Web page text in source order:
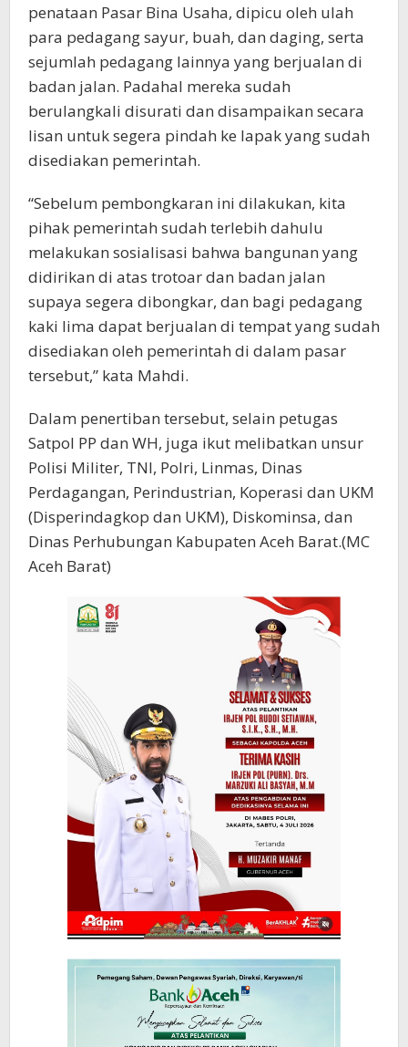
penataan Pasar Bina Usaha, dipicu oleh ulah
para pedagang sayur, buah, dan daging, serta
sejumlah pedagang lainnya yang berjualan di
badan jalan. Padahal mereka sudah
berulangkali disurati dan disampaikan secara
lisan untuk segera pindah ke lapak yang sudah
disediakan pemerintah.
“Sebelum pembongkaran ini dilakukan, kita
pihak pemerintah sudah terlebih dahulu
melakukan sosialisasi bahwa bangunan yang
didirikan di atas trotoar dan badan jalan
supaya segera dibongkar, dan bagi pedagang
kaki lima dapat berjualan di tempat yang sudah
disediakan oleh pemerintah di dalam pasar
tersebut,” kata Mahdi.
Dalam penertiban tersebut, selain petugas
Satpol PP dan WH, juga ikut melibatkan unsur
Polisi Militer, TNI, Polri, Linmas, Dinas
Perdagangan, Perindustrian, Koperasi dan UKM
(Disperindagkop dan UKM), Diskominsa, dan
Dinas Perhubungan Kabupaten Aceh Barat.(MC
Aceh Barat)